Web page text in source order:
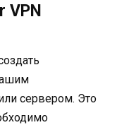
VPN
сервером. Это